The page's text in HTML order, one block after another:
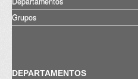
Grupos
DEPARTAMENTOS